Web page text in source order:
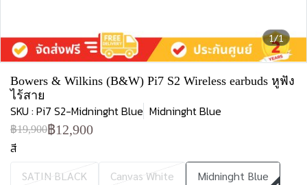
1/1
Bowers & Wilkins (B&W) Pi7 S2 Wireless earbuds หูฟัง
ไร้สาย
SKU : Pi7 S2-Midninght Blue Midninght Blue
฿19,900฿12,900
สี
SATIN BLACK Canvas White Midninght Blue